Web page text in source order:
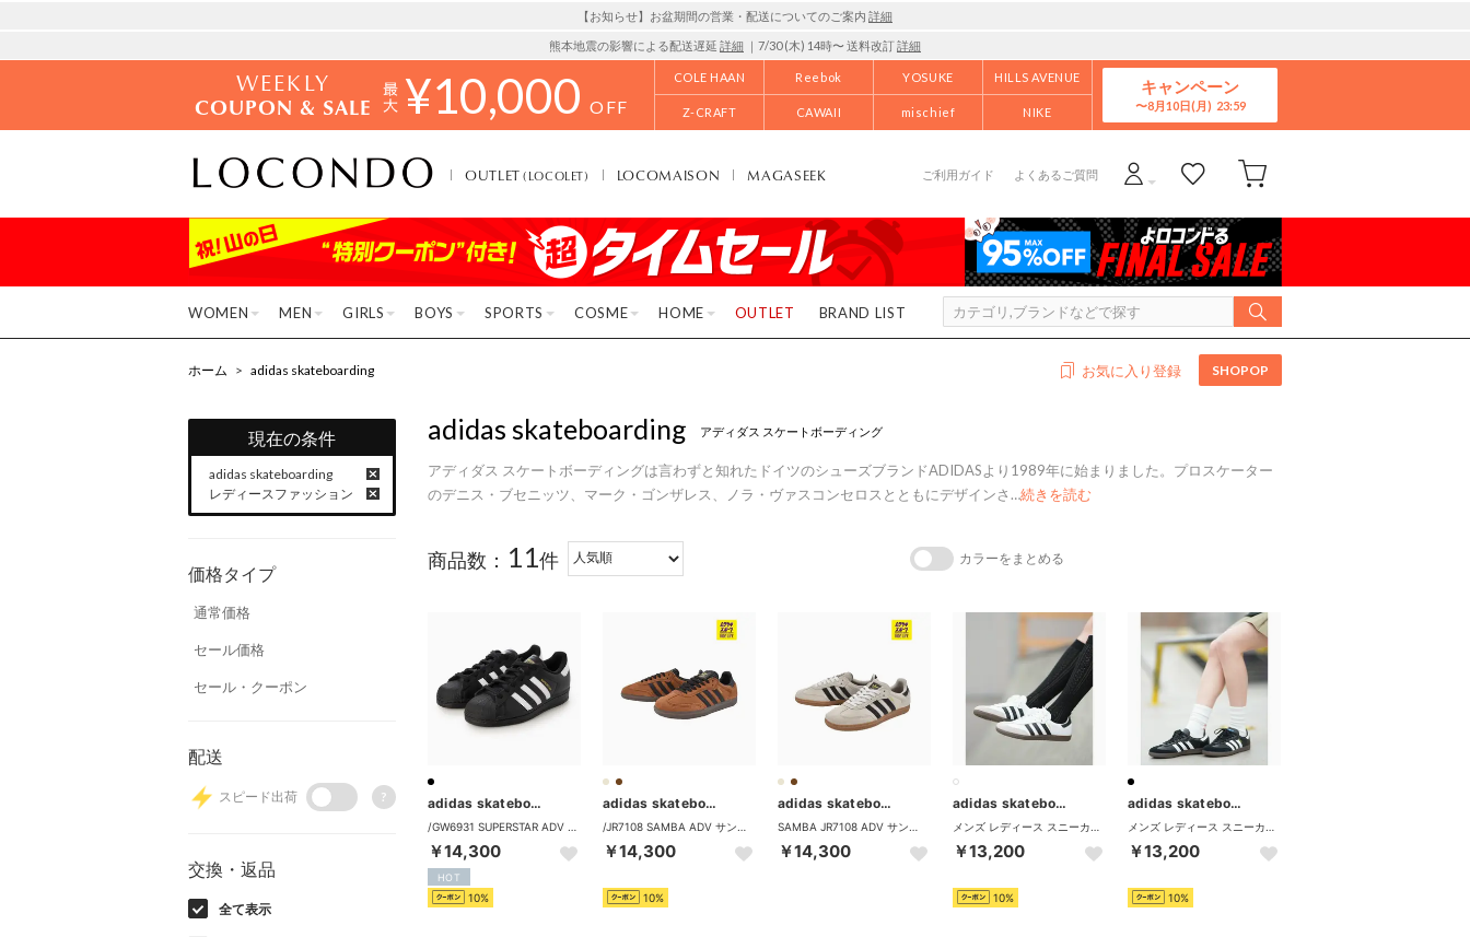
【お知らせ】お盆期間の営業・配送についてのご案内 詳細
熊本地震の影響による配送遅延 詳細 ｜7/30 (木) 14時〜 送料改訂詳細
WEEKLY
COUPON & SALE ¥10,000 OFF
COLE HAAN Reebok YOSUKE HILLS AVENUE
Z-CRAFT CAWAII mischief NIKE
キャンペーン
8月10日(月)
OUTLET(LOCOLET) LOCOMAISON MAGASEEK ご利用ガイド よくあるご質問
WOMEN MEN GIRLS BOYS SPORTS COSME HOME OUTLET BRAND LIST
ホーム > adidas skateboarding お気に入り登録 SHOPOP
現在の条件
adidas skateboarding
レディースファッション
価格タイプ
通常価格
セール価格
セール・クーポン
配送
スピード出荷 ?
交換・返品
全て表示
adidas skateboarding アディダス スケートボーディング
アディダス スケートボーディングは言わずと知れたドイツのシューズブランドADIDASより1989年に始まりました。プロスケーター
のデニス・ブセニッツ、マーク・ゴンザレス、ノラ・ヴァスコンセロスとともにデザインさ…続きを読む
商品数： 11件 カラーをまとめる
adidas skateboarding
￥14,300
HOT
10%
adidas skateboarding
￥14,300
10%
adidas skateboarding
￥14,300
adidas skateboarding
￥13,200
10%
adidas skateboarding
￥13,200
10%